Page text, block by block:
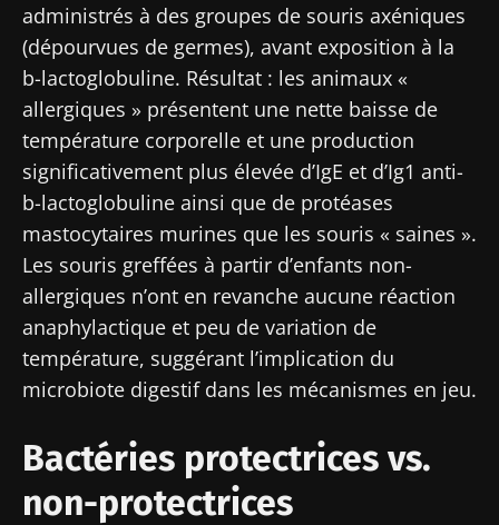
administrés à des groupes de souris axéniques
(dépourvues de germes), avant exposition à la
b-lactoglobuline. Résultat : les animaux «
allergiques » présentent une nette baisse de
température corporelle et une production
significativement plus élevée d’IgE et d’Ig1 anti-
b-lactoglobuline ainsi que de protéases
mastocytaires murines que les souris « saines ».
Les souris greffées à partir d’enfants non-
allergiques n’ont en revanche aucune réaction
anaphylactique et peu de variation de
température, suggérant l’implication du
microbiote digestif dans les mécanismes en jeu.
Bactéries protectrices vs.
non-protectrices